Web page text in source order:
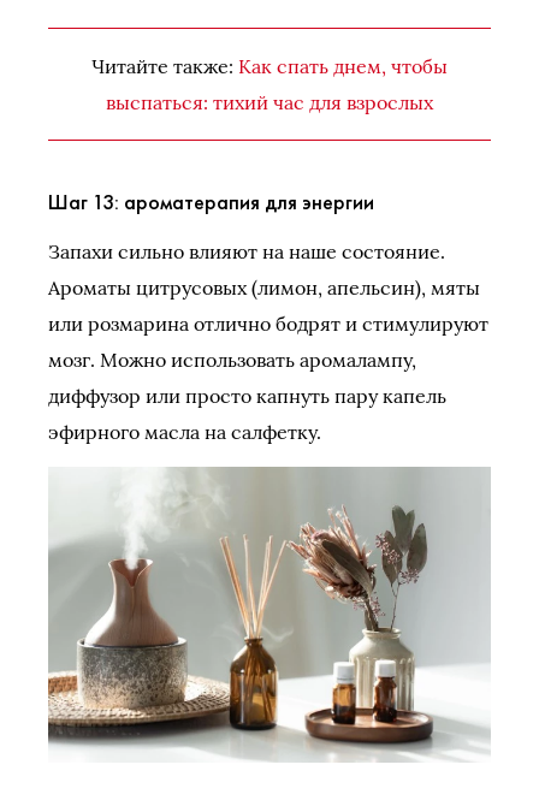
Читайте также: Как спать днем, чтобы
выспаться: тихий час для взрослых
Шаг 13: ароматерапия для энергии
Запахи сильно влияют на наше состояние.
Ароматы цитрусовых (лимон, апельсин), мяты
или розмарина отлично бодрят и стимулируют
мозг. Можно использовать аромалампу,
диффузор или просто капнуть пару капель
эфирного масла на салфетку.